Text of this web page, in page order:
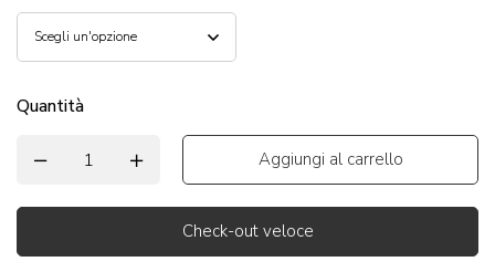
Quantità
Aggiungi al carrello
Check-out veloce